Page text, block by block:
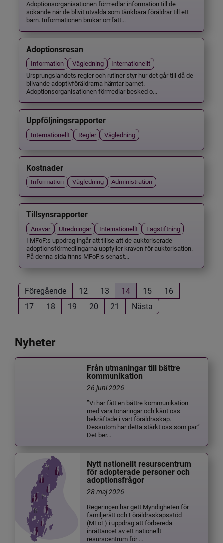
Adoptionsorganisationen förmedlar information till de
sökande när de blivit utvalda som tänkbara föräldrar till ett
barn. Informationen brukar omfatt...
Adoptionsresan
Information Vägledning
Internationellt
Ursprungslandets regler och rutiner styr hur det går till då de
blivande adoptivföräldrarna hämtar barnet.
Adoptionsorganisationen förmedlar besked o...
Uppföljningsrapporter
Internationellt Regler Vägledning
Kostnader
Information Vägledning Administration
Tillsynsrapporter
Ansvar Utredningar Internationellt
Lagstiftning
I MFoF:s uppdrag ingår att tillse att de auktoriserade
adoptionsförmedlingarna uppfyller kraven för auktorisation.
På denna sida finns MFoF:s senast...
Föregående 12 13 14 15
16
17
18 19 20 21 Nästa
Nyheter
Från utmaningar till bättre
kommunikation
26 juni 2026
”Vi har fått en bättre kommunikation
med våra tonåringar och känt oss
bekräftade i vårt föräldraskap.
Dessutom har detta stärkt oss som par.”
Det ber...
Nytt nationellt resurscentrum
för adopterade personer och
adoptionsfrågor
28 maj 2026
Regeringen har gett Myndigheten för
familjerätt och Föräldraskapsstöd
(MFoF) i uppdrag att förbereda
inrättandet av ett nationellt
resurscentrum för ...